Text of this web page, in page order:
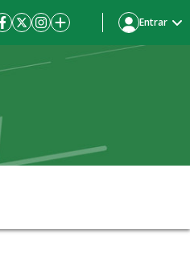
Entrar